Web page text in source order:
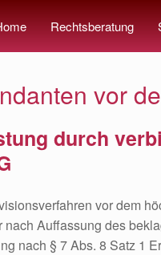
Rechtsberatung
vor
durch
vor dem
Auffassung des
nach § 7 Abs. 8 Satz 1